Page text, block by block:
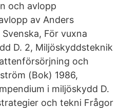
och avlopp
av Anders
För vuxna
D. 2, Miljöskyddsteknik
och
(Bok) 1986,
i miljöskydd D.
och tekni Frågor